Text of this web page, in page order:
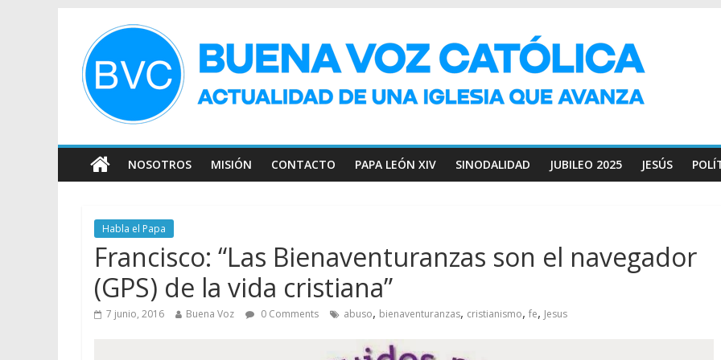
NOSOTROS MISIÓN CONTACTO PAPA LEÓN XIV SINODALIDAD JUBILEO 2025 JESÚS
Habla el Papa
Francisco: “Las Bienaventuranzas son el navegador
(GPS) de la vida cristiana”
7 junio, 2016 Buena Voz 0 Comments abuso, bienaventuranzas, cristianismo, fe, Jesus